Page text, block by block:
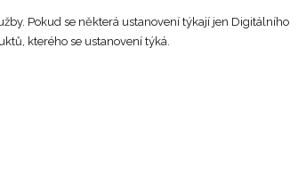
Pokud se některá ustanovení týkají jen Digitálního
kterého se ustanovení týká.